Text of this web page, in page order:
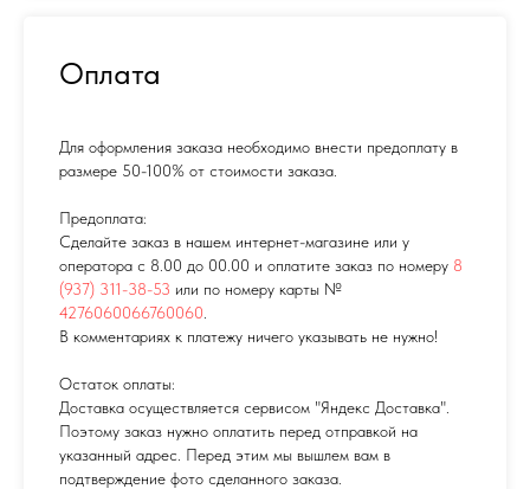
Оплата
Для оформления заказа необходимо внести предоплату в
размере 50-100% от стоимости заказа.
Предоплата:
Сделайте заказ в нашем интернет-магазине или у
оператора с 8.00 до 00.00 и оплатите заказ по номеру 8
(937) 311-38-53 или по номеру карты №
4276060066760060
В комментариях к платежу ничего указывать не нужно!
Остаток оплаты:
Доставка осуществляется сервисом "Яндекс Доставка".
Поэтому заказ нужно оплатить перед отправкой на
указанный адрес. Перед этим мы вышлем вам в
подтверждение фото сделанного заказа.